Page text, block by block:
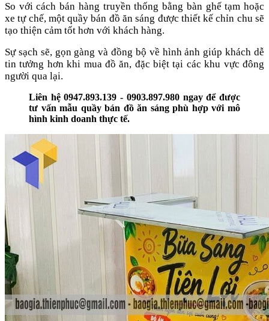
So với cách bán hàng truyền thống bằng bàn ghế tạm hoặc
xe tự chế, một quầy bán đồ ăn sáng được thiết kế chỉn chu sẽ
tạo thiện cảm tốt hơn với khách hàng.
Sự sạch sẽ, gọn gàng và đồng bộ về hình ảnh giúp khách dễ
tin tưởng hơn khi mua đồ ăn, đặc biệt tại các khu vực đông
người qua lại.
Liên hệ 0947.893.139 - 0903.897.980 ngay để được
tư vấn mẫu quầy bán đồ ăn sáng phù hợp với mô
hình kinh doanh thực tế.